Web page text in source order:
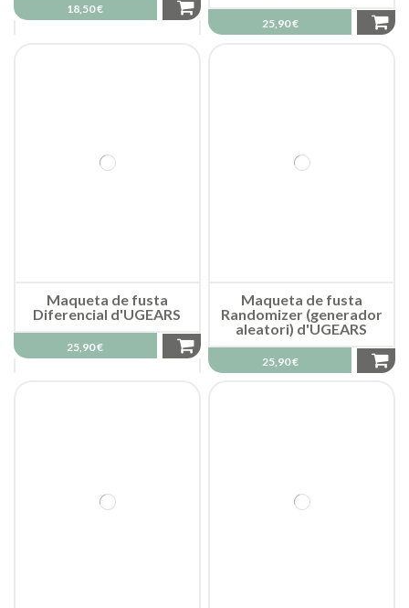
18,50 €
25,90 €
Maqueta de fusta
Diferencial d'UGEARS
25,90 €
Maqueta de fusta
Randomizer (generador
aleatori) d'UGEARS
25,90 €